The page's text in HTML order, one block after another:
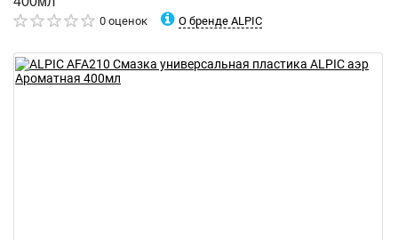
0 оценок О бренде ALPIC